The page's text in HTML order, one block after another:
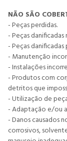
NÃO SÃO
- Peças perdidas.
- Peças
- Peças
- Manutenção
- Instalações
- Produtos com
detritos que
- Utilização de
- Adaptação e/ou
- Danos causados
corrosivos,